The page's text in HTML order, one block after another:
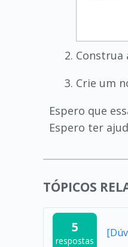
Construa
Crie um
Espero que
Espero ter
TÓPICOS
5
respostas